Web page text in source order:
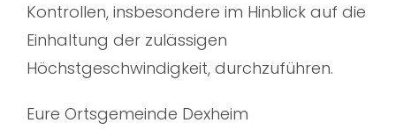
Kontrollen, insbesondere im Hinblick auf die
Einhaltung der zulässigen
Höchstgeschwindigkeit, durchzuführen.
Eure Ortsgemeinde Dexheim